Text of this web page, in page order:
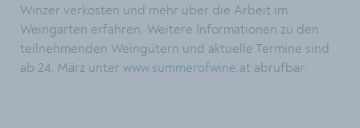
Winzer verkosten und mehr über die Arbeit im
Weingarten erfahren. Weitere Informationen zu den
teilnehmenden Weingütern und aktuelle Termine sind
ab 24. März unter www.summerofwine.at abrufbar.